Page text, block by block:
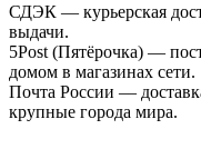
СДЭК — курьерская
выдачи.
5Post (Пятёрочка) —
домом в магазинах сети.
Почта России —
крупные города мира.